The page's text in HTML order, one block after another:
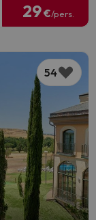
29€/pers.
54